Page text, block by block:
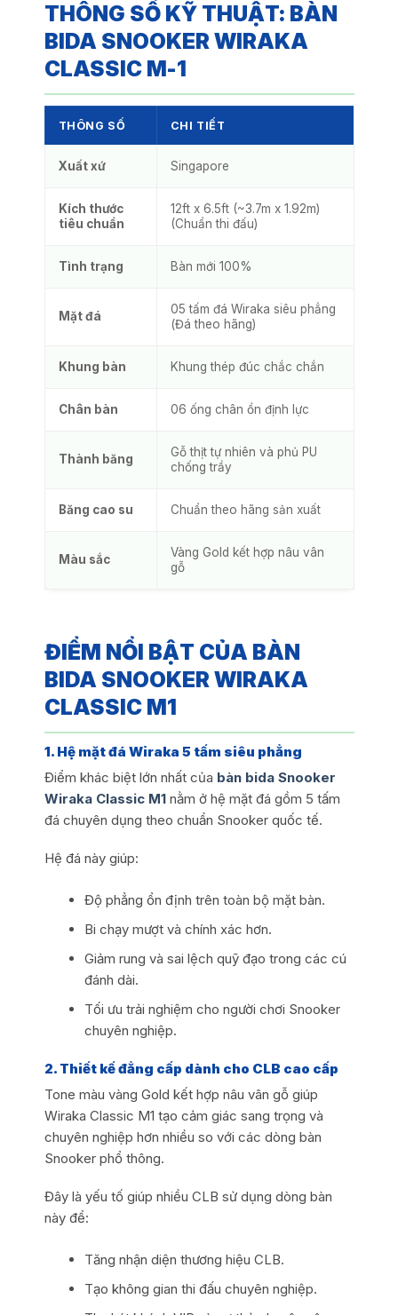
THÔNG SỐ KỸ THUẬT: BÀN
BIDA SNOOKER WIRAKA
CLASSIC M-1
THÔNG SỐ CHI TIẾT
Xuất xứ Singapore
Kích thước
tiêu chuẩn
12ft x 6.5ft (~3.7m x 1.92m)
(Chuẩn thi đấu)
Tình trạng Bàn mới 100%
Mặt đá
05 tấm đá Wiraka siêu phẳng
(Đá theo hãng)
Khung bàn Khung thép đúc chắc chắn
Chân bàn 06 ống chân ổn định lực
Thành băng
Gỗ thịt tự nhiên và phủ PU
chống trầy
Băng cao su Chuẩn theo hãng sản xuất
Màu sắc
Vàng Gold kết hợp nâu vân
gỗ
ĐIỂM NỔI BẬT CỦA BÀN
BIDA SNOOKER WIRAKA
CLASSIC M1
1. Hệ mặt đá Wiraka 5 tấm siêu phẳng
Điểm khác biệt lớn nhất của bàn bida Snooker
Wiraka Classic M1nằm ở hệ mặt đá gồm 5 tấm
đá chuyên dụng theo chuẩn Snooker quốc tế.
Hệ đá này giúp:
Độ phẳng ổn định trên toàn bộ mặt bàn.
Bi chạy mượt và chính xác hơn.
Giảm rung và sai lệch quỹ đạo trong các cú
đánh dài.
Tối ưu trải nghiệm cho người chơi Snooker
chuyên nghiệp.
2. Thiết kế đẳng cấp dành cho CLB cao cấp
Tone màu vàng Gold kết hợp nâu vân gỗ giúp
Wiraka Classic M1 tạo cảm giác sang trọng và
chuyên nghiệp hơn nhiều so với các dòng bàn
Snooker phổ thông.
Đây là yếu tố giúp nhiều CLB sử dụng dòng bàn
này để:
Tăng nhận diện thương hiệu CLB.
Tạo không gian thi đấu chuyên nghiệp.